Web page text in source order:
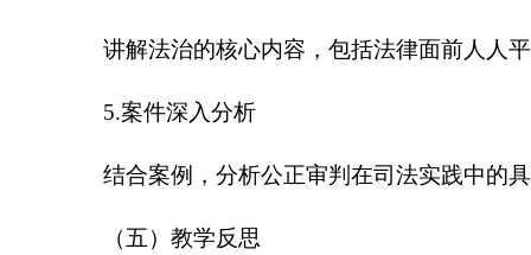
讲解法治的核心内容，包括法律面前人人
5.案件深入分析
结合案例，分析公正审判在司法实践中的
（五）教学反思